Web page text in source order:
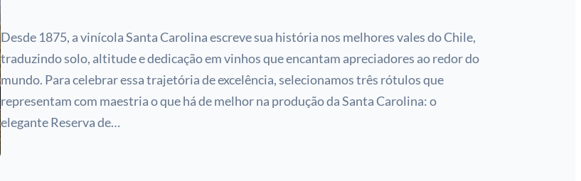
Desde 1875, a vinícola Santa Carolina escreve sua história nos melhores vales do Chile,
traduzindo solo, altitude e dedicação em vinhos que encantam apreciadores ao redor do
mundo. Para celebrar essa trajetória de excelência, selecionamos três rótulos que
representam com maestria o que há de melhor na produção da Santa Carolina: o
elegante Reserva de…